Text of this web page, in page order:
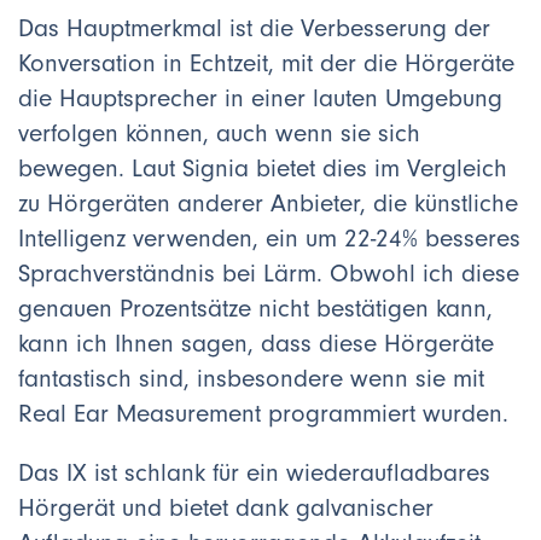
Das Hauptmerkmal ist die Verbesserung der
Konversation in Echtzeit, mit der die Hörgeräte
die Hauptsprecher in einer lauten Umgebung
verfolgen können, auch wenn sie sich
bewegen. Laut Signia bietet dies im Vergleich
zu Hörgeräten anderer Anbieter, die künstliche
Intelligenz verwenden, ein um 22-24% besseres
Sprachverständnis bei Lärm. Obwohl ich diese
genauen Prozentsätze nicht bestätigen kann,
kann ich Ihnen sagen, dass diese Hörgeräte
fantastisch sind, insbesondere wenn sie mit
Real Ear Measurement programmiert wurden.
Das IX ist schlank für ein wiederaufladbares
Hörgerät und bietet dank galvanischer